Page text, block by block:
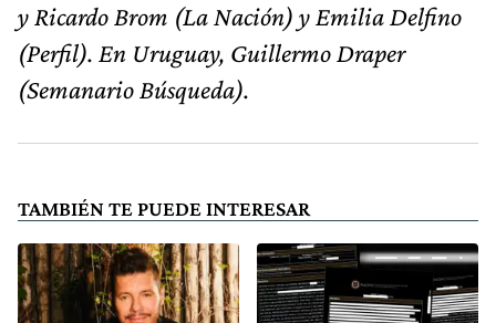
y Ricardo Brom (La Nación) y Emilia Delfino
(Perfil). En Uruguay, Guillermo Draper
(Semanario Búsqueda).
TAMBIÉN TE PUEDE INTERESAR